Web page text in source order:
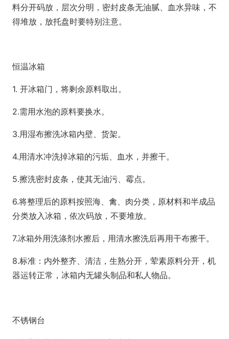
料分开码放，层次分明，密封皮条无油腻、血水异味，不
得堆放，放托盘时要特别注意。
恒温冰箱
1. 开冰箱门，将剩余原料取出。
2.需用水泡的原料要换水。
3.用湿布擦洗冰箱内壁、货架。
4.用清水冲洗掉冰箱的污垢、血水，并擦干。
5.擦洗密封皮条，使其无油污、霉点。
6.将整理后的原料按照海、禽、肉分类，原材料和半成品
分类放入冰箱，依次码放，不要堆放。
7.冰箱外用洗涤剂水擦后，用清水擦洗后再用干布擦干。
8.标准：内外整齐、清洁，生熟分开，荤素原料分开，机
器运转正常，冰箱内无罐头制品和私人物品。
不锈钢台